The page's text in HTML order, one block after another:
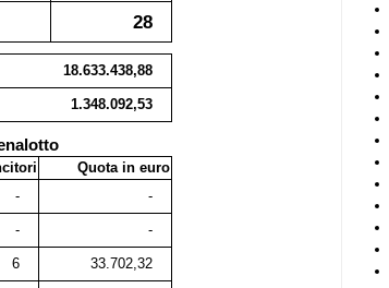
28
18.633.438,88
1.348.092,53
Quota in euro
- -
- -
6 33.702,32